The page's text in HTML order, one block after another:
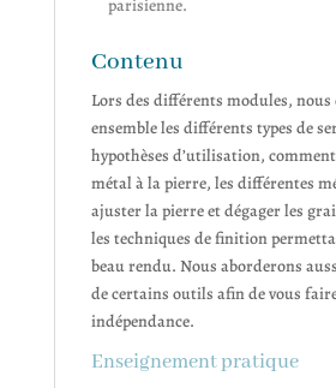
parisienne.
Contenu
Lors des différents modules,
ensemble les différents types de
hypothèses d’utilisation,
métal à la pierre, les différentes
ajuster la pierre et dégager les
les techniques de finition
beau rendu. Nous aborderons
de certains outils afin de vous
indépendance.
Enseignement pratique